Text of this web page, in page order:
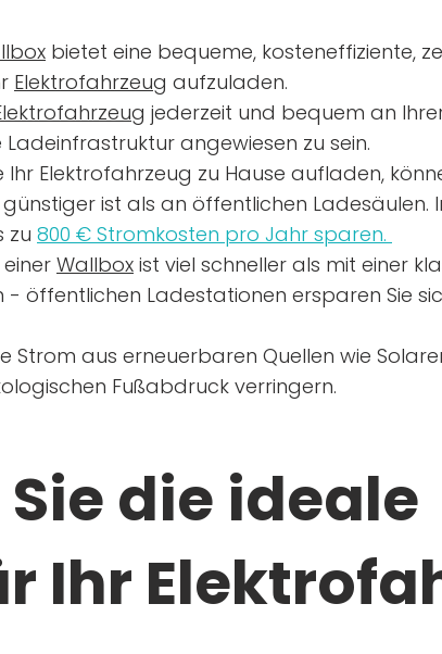
bietet eine bequeme, kosteneffiziente,
Elektrofahrzeug aufzuladen.
jederzeit und bequem an
angewiesen zu sein.
Ihr Elektrofahrzeug zu Hause aufladen,
ist als an öffentlichen Ladesäulen.
zu 800 € Stromkosten pro Jahr sparen.
Wallbox ist viel schneller als mit einer
öffentlichen Ladestationen ersparen Sie
Strom aus erneuerbaren Quellen wie
Fußabdruck verringern.
die ideale
Ihr